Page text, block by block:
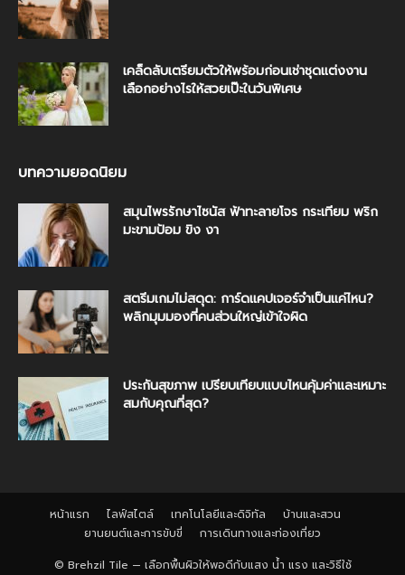
เคล็ดลับเตรียมตัวให้พร้อมก่อนเช่าชุดแต่งงาน
เลือกอย่างไรให้สวยเป๊ะในวันพิเศษ
บทความยอดนิยม
สมุนไพรรักษาไซนัส ฟ้าทะลายโจร กระเทียม พริก
มะขามป้อม ขิง งา
สตรีมเกมไม่สดุด: การ์ดแคปเจอร์จำเป็นแค่ไหน?
พลิกมุมมองที่คนส่วนใหญ่เข้าใจผิด
ประกันสุขภาพ เปรียบเทียบแบบไหนคุ้มค่าและเหมาะ
สมกับคุณที่สุด?
หน้าแรก ไลฟ์สไตล์ เทคโนโลยีและดิจิทัล
บ้านและสวน
ยานยนต์และการขับขี่
การเดินทางและท่องเที่ยว
© Brehzil Tile — เลือกพื้นผิวให้พอดีกับแสง น้ำ แรง และวิธีใช้